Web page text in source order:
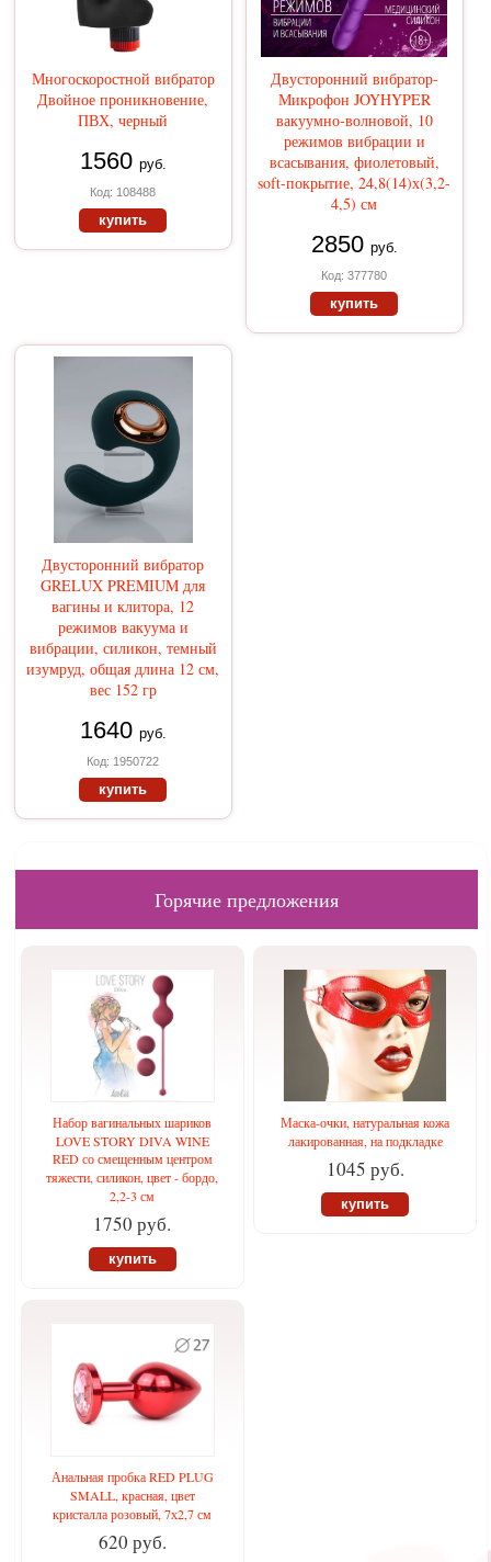
Многоскоростной вибратор
Двойное проникновение,
ПВХ, черный
1560 руб.
Код: 108488
купить
Двусторонний вибратор-
Микрофон JOYHYPER
вакуумно-волновой, 10
режимов вибрации и
всасывания, фиолетовый,
soft-покрытие, 24,8(14)х(3,2-
4,5) см
2850 руб.
Код: 377780
купить
Двусторонний вибратор
GRELUX PREMIUM для
вагины и клитора, 12
режимов вакуума и
вибрации, силикон, темный
изумруд, общая длина 12 см,
вес 152 гр
1640 руб.
Код: 1950722
купить
Горячие предложения
Набор вагинальных шариков
LOVE STORY DIVA WINE
RED со смещенным центром
тяжести, силикон, цвет - бордо,
2,2-3 см
1750 руб.
купить
Маска-очки, натуральная кожа
лакированная, на подкладке
1045 руб.
купить
Анальная пробка RED PLUG
SMALL, красная, цвет
кристалла розовый, 7х2,7 см
620 руб.